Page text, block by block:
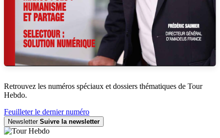
Retrouvez les numéros spéciaux et dossiers thématiques de Tour
Hebdo.
Feuilleter le dernier numéro
Newsletter Suivre la newsletter